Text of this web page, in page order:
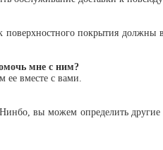
покрытия должны
мне с ним?
ее вместе с вами.
вы можем определить другие